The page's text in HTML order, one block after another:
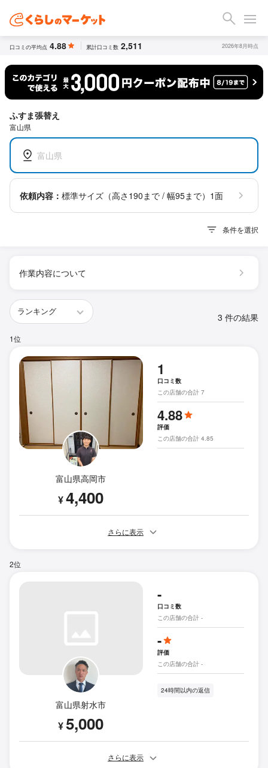
口コミの平均点 4.88 累計口コミ数 2,511 2026年8月時点
ふすま張替え
富山県
富山県
依頼内容： 標準サイズ（高さ190まで / 幅95まで）1面
条件を選択
作業内容について
3 件の結果
1位
富山県高岡市
¥4,400
1
口コミ数
この店舗の合計 7
4.88
評価
この店舗の合計 4.85
さらに表示
2位
富山県射水市
¥5,000
-
口コミ数
この店舗の合計 -
-
評価
この店舗の合計 -
24時間以内の返信
さらに表示